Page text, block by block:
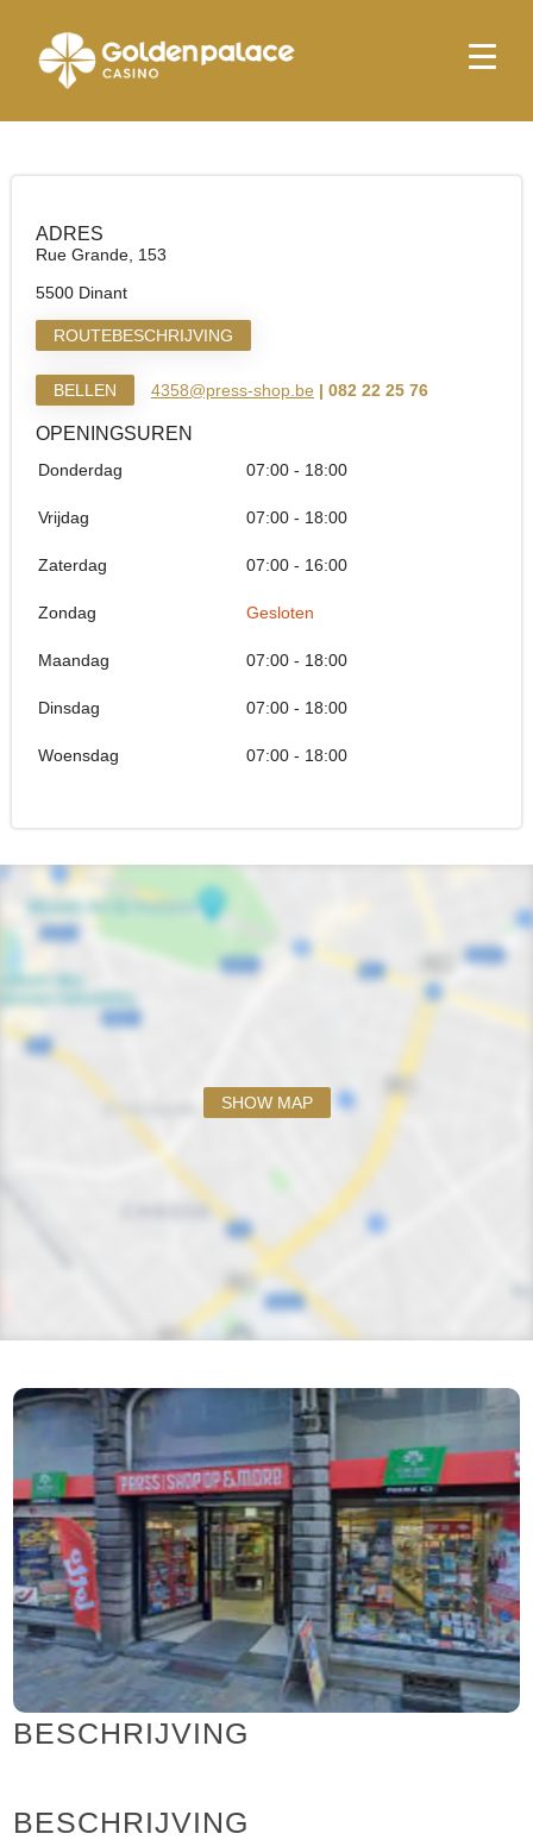
Startpagina
ADRES
Rue Grande, 153
5500 Dinant
ROUTEBESCHRIJVING
BELLEN 4358@press-shop.be | 082 22 25 76
OPENINGSUREN
Donderdag 07:00 - 18:00
Vrijdag 07:00 - 18:00
Zaterdag 07:00 - 16:00
Zondag Gesloten
Maandag 07:00 - 18:00
Dinsdag 07:00 - 18:00
Woensdag 07:00 - 18:00
SHOW MAP
BESCHRIJVING
BESCHRIJVING